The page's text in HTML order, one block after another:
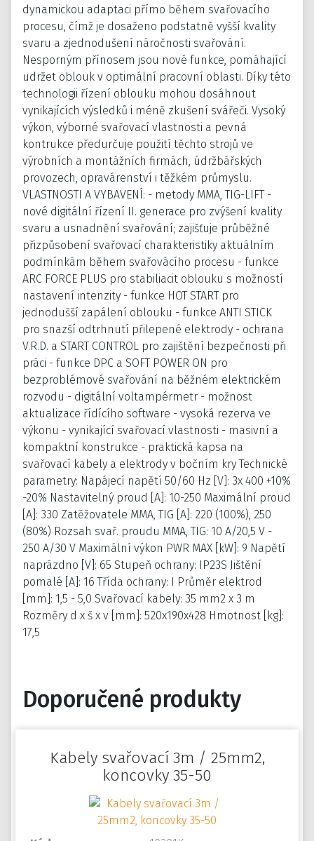
dynamickou adaptaci přímo během svařovacího
procesu, čímž je dosaženo podstatně vyšší kvality
svaru a zjednodušení náročnosti svařování.
Nesporným přínosem jsou nové funkce, pomáhající
udržet oblouk v optimální pracovní oblasti. Díky této
technologii řízení oblouku mohou dosáhnout
vynikajících výsledků i méně zkušení svářeči. Vysoký
výkon, výborné svařovací vlastnosti a pevná
kontrukce předurčuje použití těchto strojů ve
výrobních a montážních firmách, údržbářských
provozech, opravárenství i těžkém průmyslu.
VLASTNOSTI A VYBAVENÍ: - metody MMA, TIG-LIFT -
nové digitální řízení II. generace pro zvýšení kvality
svaru a usnadnění svařování; zajišťuje průběžné
přizpůsobení svařovací charakteristiky aktuálním
podmínkám během svařovácího procesu - funkce
ARC FORCE PLUS pro stabiliacit oblouku s možností
nastavení intenzity - funkce HOT START pro
jednodušší zapálení oblouku - funkce ANTI STICK
pro snazší odtrhnutí přilepené elektrody - ochrana
V.R.D. a START CONTROL pro zajištění bezpečnosti při
práci - funkce DPC a SOFT POWER ON pro
bezproblémové svařování na běžném elektrickém
rozvodu - digitální voltampérmetr - možnost
aktualizace řídícího software - vysoká rezerva ve
výkonu - vynikající svařovací vlastnosti - masivní a
kompaktní konstrukce - praktická kapsa na
svařovací kabely a elektrody v bočním kry Technické
parametry: Napájecí napětí 50/60 Hz [V]: 3x 400 +10%
-20% Nastavitelný proud [A]: 10-250 Maximální proud
[A]: 330 Zatěžovatele MMA, TIG [A]: 220 (100%), 250
(80%) Rozsah svař. proudu MMA, TIG: 10 A/20,5 V -
250 A/30 V Maximální výkon PWR MAX [kW]: 9 Napětí
naprázdno [V]: 65 Stupeň ochrany: IP23S Jištění
pomalé [A]: 16 Třída ochrany: I Průměr elektrod
[mm]: 1,5 - 5,0 Svařovací kabely: 35 mm2 x 3 m
Rozměry d x š x v [mm]: 520x190x428 Hmotnost [kg]:
17,5
Doporučené produkty
Kabely svařovací 3m / 25mm2,
koncovky 35-50